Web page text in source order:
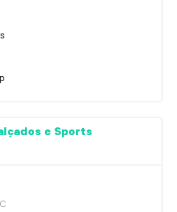
e Sports